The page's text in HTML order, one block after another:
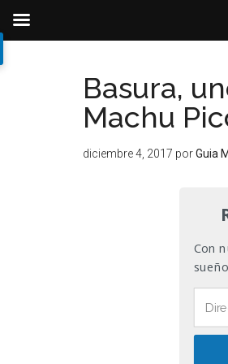
alaal
Basura,
Machu
diciembre 4, 2017 porGuia
Con